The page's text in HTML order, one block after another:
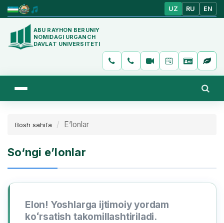
UZ RU EN
ABU RAYHON BERUNIY
NOMIDAGI URGANCH
DAVLAT UNIVERSITETI
Bosh sahifa E’lonlar
So‘ngi e’lonlar
Elon! Yoshlarga ijtimoiy yordam
koʻrsatish takomillashtiriladi.